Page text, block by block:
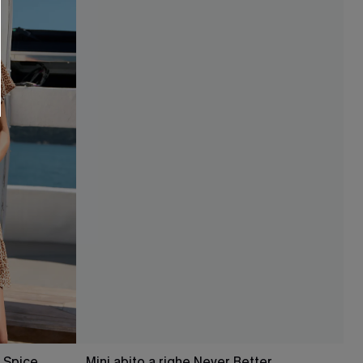
e-mail di marketing (compresi contenuti
i nostriTermini e condizioni
come i pixel presenti nelle
valutare il livello di coinvolgimento,
che potrebbero interessarti, il tutto
. Puoi annullare l'iscrizione in qualsiasi